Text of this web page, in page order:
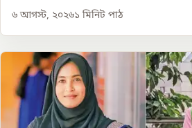
৬ আগস্ট, ২০২৬১ মিনিট পাঠ